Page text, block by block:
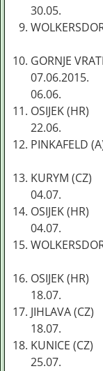
GORNJE